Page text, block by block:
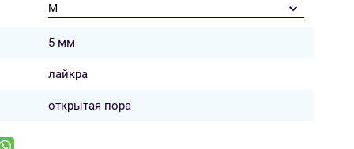
M
5 мм
лайкра
открытая пора